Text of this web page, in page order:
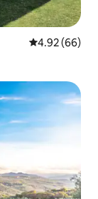
औसत रेटिंग 5 में
4.92 (66)